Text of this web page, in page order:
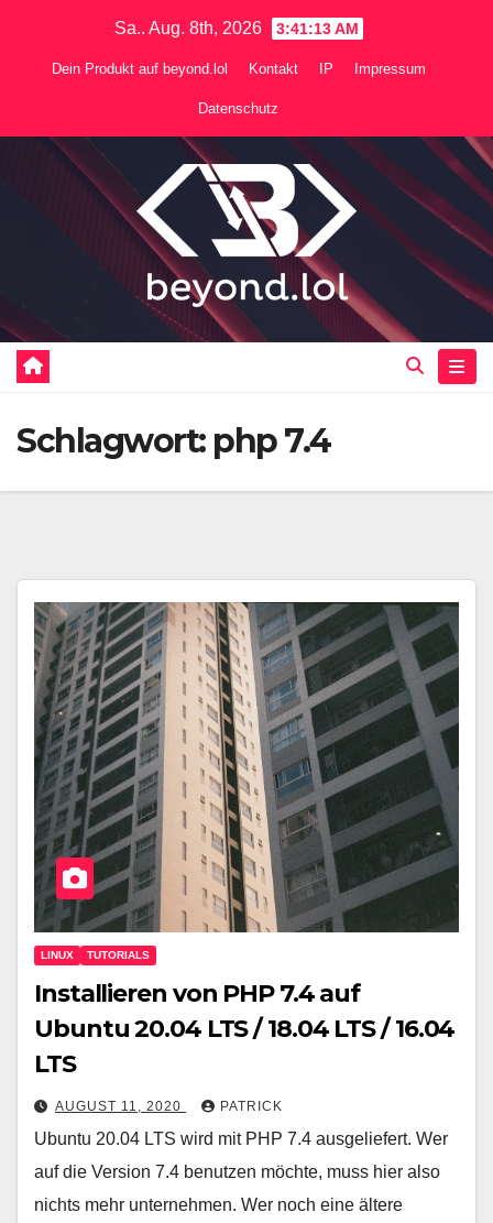
Sa.. Aug. 8th, 2026 3:41:13 AM
Dein Produkt auf beyond.lol Kontakt IP Impressum
Datenschutz
Schlagwort: php 7.4
LINUX TUTORIALS
Installieren von PHP 7.4 auf
Ubuntu 20.04 LTS / 18.04 LTS / 16.04
LTS
AUGUST 11, 2020 PATRICK
Ubuntu 20.04 LTS wird mit PHP 7.4 ausgeliefert. Wer
auf die Version 7.4 benutzen möchte, muss hier also
nichts mehr unternehmen. Wer noch eine ältere